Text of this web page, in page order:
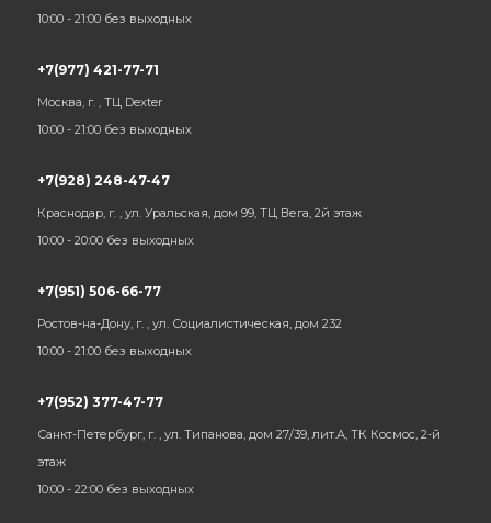
10:00 - 21:00 без выходных
+7(977) 421-77-71
Москва, г. , ТЦ Dexter
10:00 - 21:00 без выходных
+7(928) 248-47-47
Краснодар, г. , ул. Уральская, дом 99, ТЦ Вега, 2й этаж
10:00 - 20:00 без выходных
+7(951) 506-66-77
Ростов-на-Дону, г. , ул. Социалистическая, дом 232
10:00 - 21:00 без выходных
+7(952) 377-47-77
Санкт-Петербург, г. , ул. Типанова, дом 27/39, лит.А, ТК Космос, 2-й
этаж
10:00 - 22:00 без выходных